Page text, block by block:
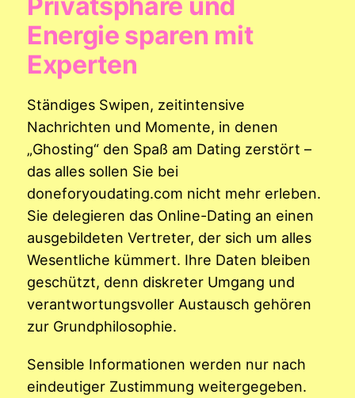
Energie sparen mit
Experten
Ständiges Swipen, zeitintensive
Nachrichten und Momente, in denen
„Ghosting“ den Spaß am Dating zerstört –
das alles sollen Sie bei
doneforyoudating.com nicht mehr erleben.
Sie delegieren das Online-Dating an einen
ausgebildeten Vertreter, der sich um alles
Wesentliche kümmert. Ihre Daten bleiben
geschützt, denn diskreter Umgang und
verantwortungsvoller Austausch gehören
zur Grundphilosophie.
Sensible Informationen werden nur nach
eindeutiger Zustimmung weitergegeben.